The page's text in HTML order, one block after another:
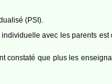
(PSI).
avec les parents
que plus les